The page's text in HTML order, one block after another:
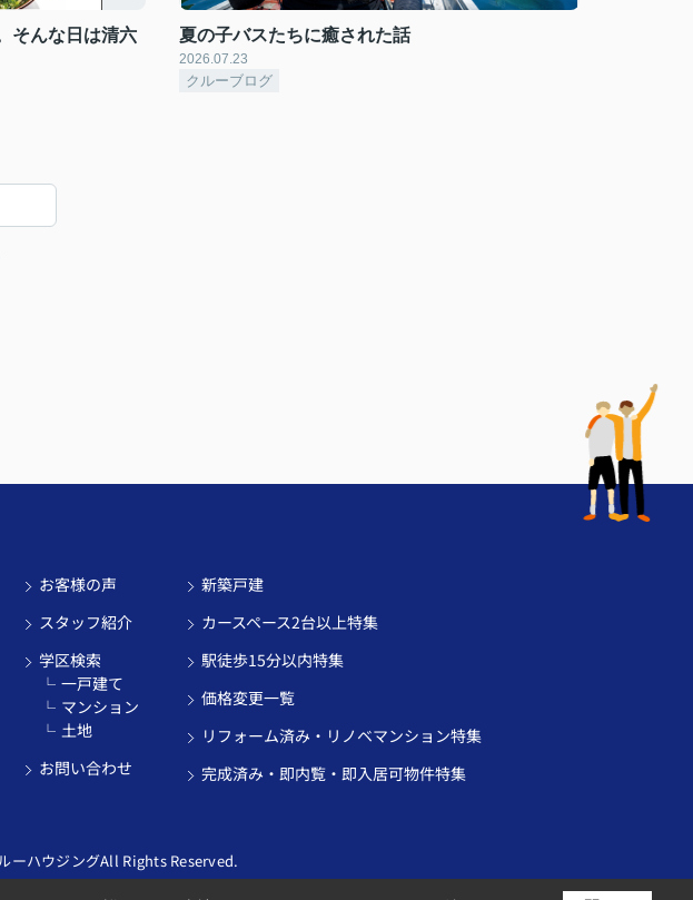
そんな日は清六
夏の子バスたちに癒された話
2026.07.23
クルーブログ
お客様の声
スタッフ紹介
学区検索
一戸建て
マンション
土地
お問い合わせ
新築戸建
カースペース2台以上特集
駅徒歩15分以内特集
価格変更一覧
リフォーム済み・リノベマンション特集
完成済み・即内覧・即入居可物件特集
ーハウジングAll Rights Reserved.